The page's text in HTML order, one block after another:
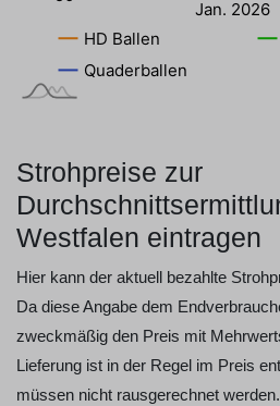
Strohpreise zur
Westfalen eintragen
Hier kann der aktuell bezahlte
Da diese Angabe dem
zweckmäßig den Preis mit
Lieferung ist in der Regel im Preis
müssen nicht rausgerechnet werden.